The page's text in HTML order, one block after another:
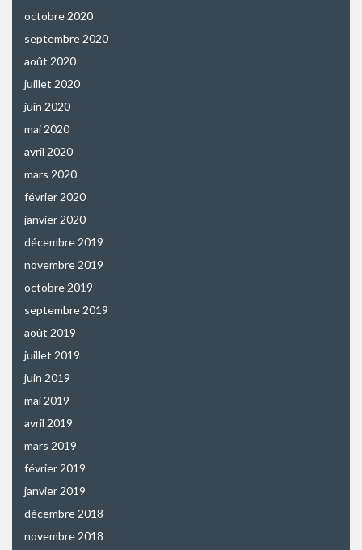
octobre 2020
septembre 2020
août 2020
juillet 2020
juin 2020
mai 2020
avril 2020
mars 2020
février 2020
janvier 2020
décembre 2019
novembre 2019
octobre 2019
septembre 2019
août 2019
juillet 2019
juin 2019
mai 2019
avril 2019
mars 2019
février 2019
janvier 2019
décembre 2018
novembre 2018